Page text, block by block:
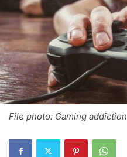
File photo: Gaming addiction